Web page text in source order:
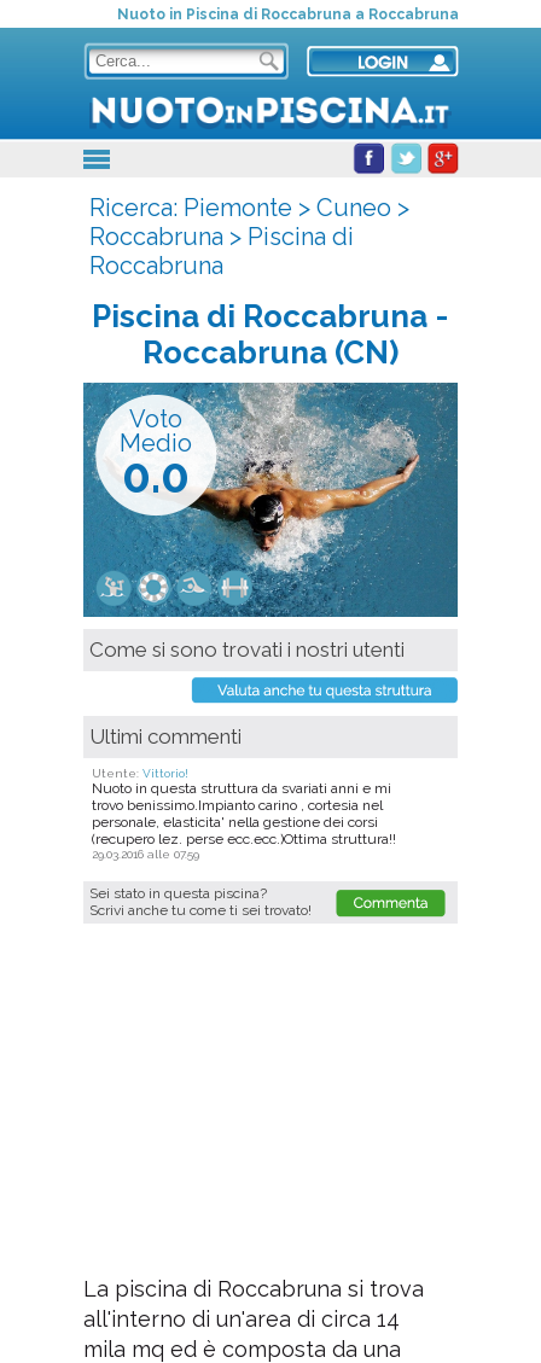
Nuoto in Piscina di Roccabruna a Roccabruna
Ricerca: Piemonte > Cuneo >
Roccabruna> Piscina di
Roccabruna
Piscina di Roccabruna -
Roccabruna (CN)
Voto
Medio
0.0
Come si sono trovati i nostri utenti
Ultimi commenti
Utente: Vittorio!
Nuoto in questa struttura da svariati anni e mi
trovo benissimo.Impianto carino , cortesia nel
personale, elasticita' nella gestione dei corsi
(recupero lez. perse ecc.ecc.)Ottima struttura!!
29.03.2016 alle 07.59
Sei stato in questa piscina?
Scrivi anche tu come ti sei trovato!
La piscina di Roccabruna si trova
all'interno di un'area di circa 14
mila mq ed è composta da una